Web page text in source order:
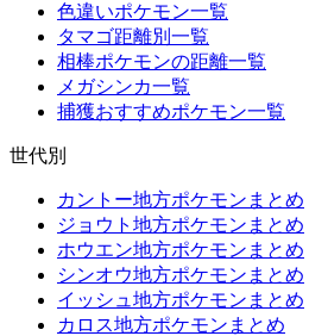
色違いポケモン一覧
タマゴ距離別一覧
相棒ポケモンの距離一覧
メガシンカ一覧
捕獲おすすめポケモン一覧
世代別
カントー地方ポケモンまとめ
ジョウト地方ポケモンまとめ
ホウエン地方ポケモンまとめ
シンオウ地方ポケモンまとめ
イッシュ地方ポケモンまとめ
カロス地方ポケモンまとめ